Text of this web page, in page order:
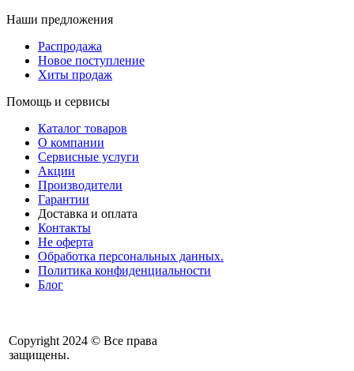
Наши предложения
Распродажа
Новое поступление
Хиты продаж
Помощь и сервисы
Каталог товаров
О компании
Сервисные услуги
Акции
Производители
Гарантии
Доставка и оплата
Контакты
Не оферта
Обработка персональных данных.
Политика конфиденциальности
Блог
Copyright 2024 © Все права
защищены.